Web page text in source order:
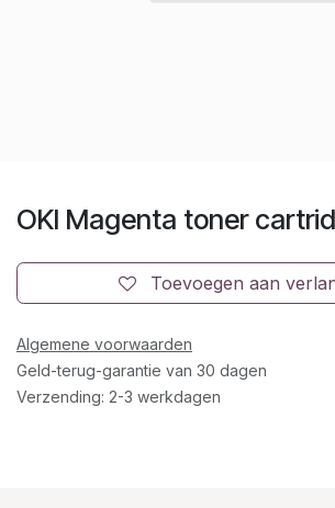
OKI Magenta toner
Toevoegen aan
Algemene voorwaarden
Geld-terug-garantie van 30 dagen
Verzending: 2-3 werkdagen